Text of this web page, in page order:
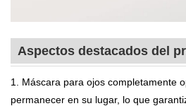
Aspectos destacados del
1. Máscara para ojos completamente
permanecer en su lugar, lo que